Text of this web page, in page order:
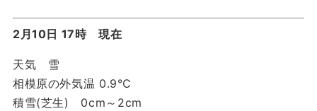
2月10日 17時 現在
天気 雪
相模原の外気温 0.9℃
積雪(芝生) 0cm～2cm